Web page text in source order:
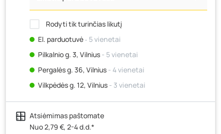
Rodyti tik turinčias likutį
El. parduotuvė‐ 5 vienetai
Pilkalnio g. 3, Vilnius - 5 vienetai
Pergalės g. 36, Vilnius - 4 vienetai
Vilkpėdės g. 12, Vilnius - 3 vienetai
Ateities g. 15, Vilnius- 5 vienetai
Kauno r., Narsiečių k., Vytauto g. 183, Kaunas
vienetai
Atsiėmimas paštomate
Nuo 2,79 €, 2-4 d.d.*